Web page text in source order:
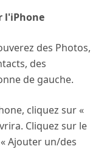
l'iPhone
des Photos,
des
de gauche.
cliquez sur «
Cliquez sur le
Ajouter un/des